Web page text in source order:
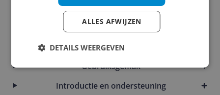
Algemene kenmerken
Energie
Fysieke kenmerken
Gebruiksgemak
Introductie en ondersteuning
ALLES AFWIJZEN
DETAILS WEERGEVEN